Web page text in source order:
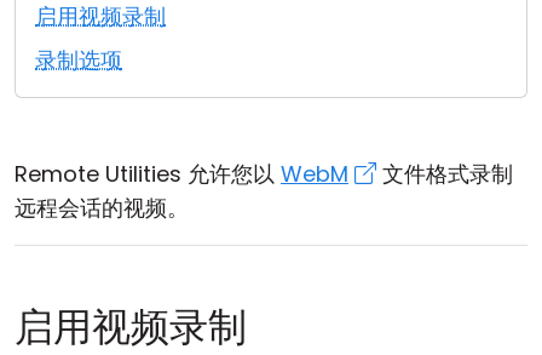
启用视频录制
录制选项
Remote Utilities 允许您以 WebM
文件格式录制
远程会话的视频。
启用视频录制
Active Directory 支持
MSI 配置
云和本地